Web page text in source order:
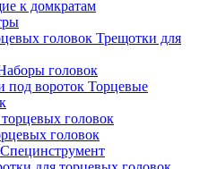
к домкратам
Трещотки для
головок
Торцевые
головок
Специнструмент